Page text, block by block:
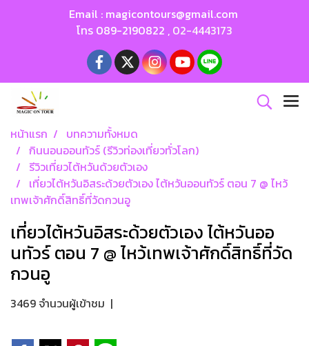
Email : magicontours@gmail.com
โทร 089-2190822 , 02-4443173
หน้าแรก
บทความทั้งหมด
กินนอนออนทัวร์ (รีวิวท่องเที่ยวทั่วโลก)
รีวิวเที่ยวไต้หวันด้วยตัวเอง
เที่ยวไต้หวันอิสระด้วยตัวเอง ไต้หวันออนทัวร์ ตอน 7 @ ไหว้
เทพเจ้าศักดิ์สิทธิ์ที่วัดกวนอู
เที่ยวไต้หวันอิสระด้วยตัวเอง ไต้หวันออ
นทัวร์ ตอน 7 @ ไหว้เทพเจ้าศักดิ์สิทธิ์ที่วัด
กวนอู
3469 จำนวนผู้เข้าชม |